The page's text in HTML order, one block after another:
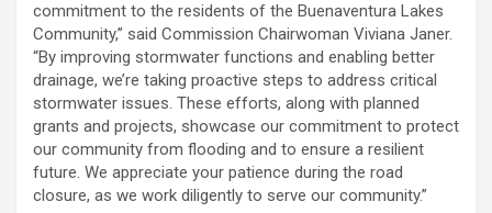
commitment to the residents of the Buenaventura Lakes
Community,” said Commission Chairwoman Viviana Janer.
“By improving stormwater functions and enabling better
drainage, we’re taking proactive steps to address critical
stormwater issues. These efforts, along with planned
grants and projects, showcase our commitment to protect
our community from flooding and to ensure a resilient
future. We appreciate your patience during the road
closure, as we work diligently to serve our community.”